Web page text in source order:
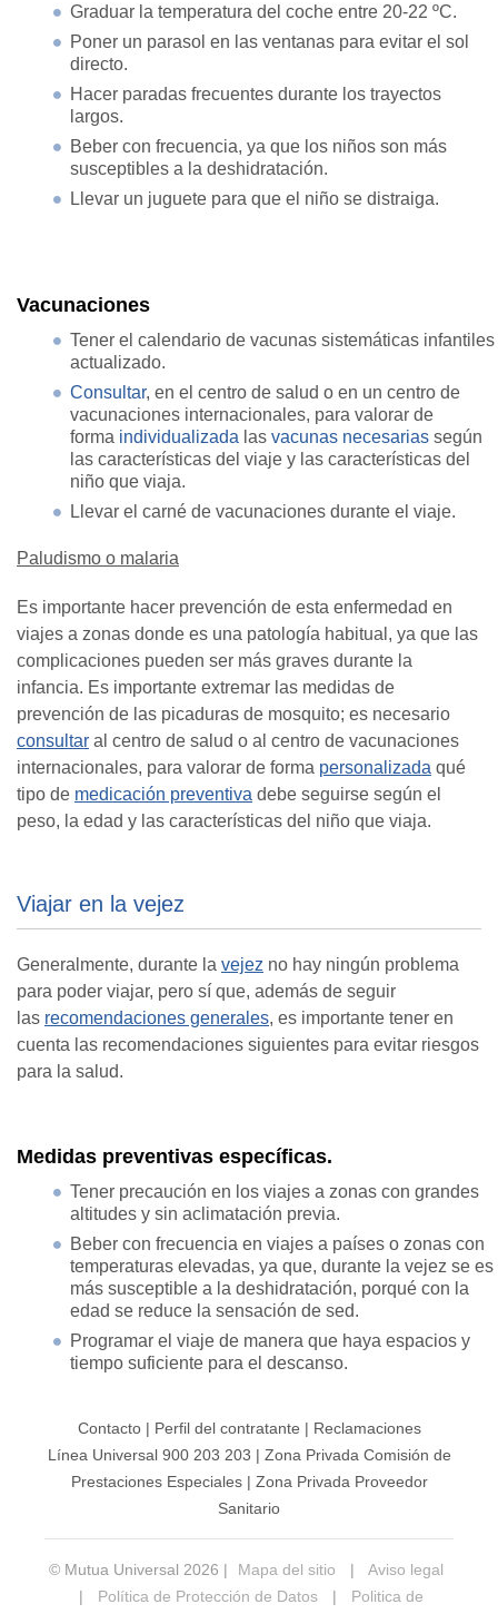
Graduar la temperatura del coche entre 20-22 ºC.
Poner un parasol en las ventanas para evitar el sol
directo.
Hacer paradas frecuentes durante los trayectos
largos.
Beber con frecuencia, ya que los niños son más
susceptibles a la deshidratación.
Llevar un juguete para que el niño se distraiga.
Vacunaciones
Tener el calendario de vacunas sistemáticas infantiles
actualizado.
Consultar, en el centro de salud o en un centro de
vacunaciones internacionales, para valorar de
forma individualizada las vacunas necesarias según
las características del viaje y las características del
niño que viaja.
Llevar el carné de vacunaciones durante el viaje.
Paludismo o malaria
Es importante hacer prevención de esta enfermedad en
viajes a zonas donde es una patología habitual, ya que las
complicaciones pueden ser más graves durante la
infancia. Es importante extremar las medidas de
prevención de las picaduras de mosquito; es necesario
consultar al centro de salud o al centro de vacunaciones
internacionales, para valorar de forma personalizada qué
tipo de medicación preventiva debe seguirse según el
peso, la edad y las características del niño que viaja.
Viajar en la vejez
Generalmente, durante la vejez no hay ningún problema
para poder viajar, pero sí que, además de seguir
las recomendaciones generales, es importante tener en
cuenta las recomendaciones siguientes para evitar riesgos
para la salud.
Medidas preventivas específicas.
Tener precaución en los viajes a zonas con grandes
altitudes y sin aclimatación previa.
Beber con frecuencia en viajes a países o zonas con
temperaturas elevadas, ya que, durante la vejez se es
más susceptible a la deshidratación, porqué con la
edad se reduce la sensación de sed.
Programar el viaje de manera que haya espacios y
tiempo suficiente para el descanso.
Contacto| Perfil del contratante | Reclamaciones
Línea Universal 900 203 203 | Zona Privada Comisión de
Prestaciones Especiales| Zona Privada Proveedor
Sanitario
© Mutua Universal 2026 | Mapa del sitio |
Aviso legal
|
Política de Protección de Datos |
Politica de